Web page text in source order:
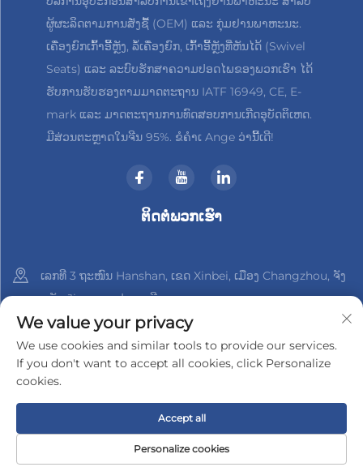
ຜູ້ຜະລິດຕາມການສັ່ງຊື້ (OEM) ແລະ ກຸ່ມຢານພາຫະນະ.
ເຄື່ອງຍົກເກົ້າອີ້ຫຼັງ, ລໍ້ເຄື່ອງຍົກ, ເກົ້າອີ້ຫຼັງທີ່ຫັນໄດ້ (Swivel
Seats) ແລະ ລະບົບຮັກສາຄວາມປອດໄພຂອງພວກເຮົາ ໄດ້
ຮັບການຮັບຮອງຕາມມາດຕະຖານ IATF 16949, CE, E-
mark ແລະ ມາດຕະຖານການທົດສອບການເກີດອຸບັດຕິເຫດ.
ມີສ່ວນຕະຫຼາດໃນຈີນ 95%. ຂໍຄຳເ Ange ວ່ານີ້ເດີ!
ຕິດຕໍ່ພວກເຮົາ
ເລກທີ 3 ຖະໜົນ Hanshan, ເຂດ Xinbei, ເມືອງ Changzhou, ຈັງ
ຫວັດ Jiangsu, ປະເທດຈີນ
+86-18961288218
[email protected]
ລິขະສິດ © 2025 າງຊູ Xinder-Tech Electronics Co., Ltd.
ຄວາມເປັນສ່ວນຕົວ
We value your privacy
We use cookies and similar tools to provide our services.
If you don't want to accept all cookies, click Personalize
cookies.
Personalize cookies
Accept all